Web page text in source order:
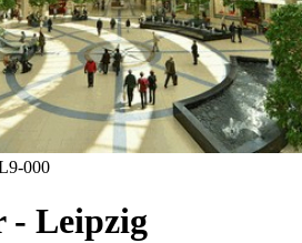
000
- Leipzig